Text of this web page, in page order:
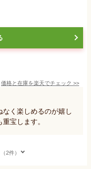
価格と在庫を楽天でチェック >>
く楽しめるのが嬉し
宝します。
2件）